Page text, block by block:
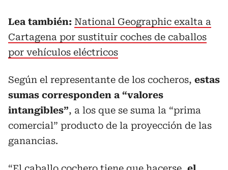
Lea también: National Geographic exalta a
Cartagena por sustituir coches de caballos
por vehículos eléctricos
Según el representante de los cocheros, estas
sumas corresponden a “valores
intangibles”, a los que se suma la “prima
comercial” producto de la proyección de las
ganancias.